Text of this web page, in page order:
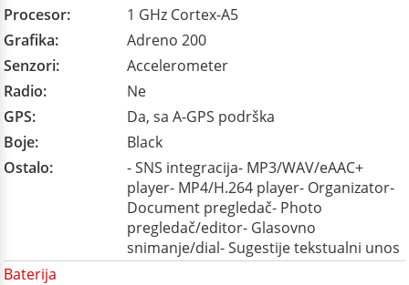
Procesor:
1 GHz Cortex-A5
Grafika:
Adreno 200
Senzori:
Accelerometer
Radio:
Ne
GPS:
Da, sa A-GPS podrška
Boje:
Black
Ostalo:
- SNS integracija- MP3/WAV/eAAC+
player- MP4/H.264 player- Organizator-
Document pregledač- Photo
pregledač/editor- Glasovno
snimanje/dial- Sugestije tekstualni unos
Baterija